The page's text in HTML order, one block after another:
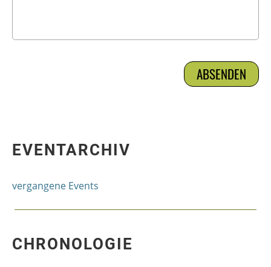
EVENTARCHIV
vergangene Events
CHRONOLOGIE